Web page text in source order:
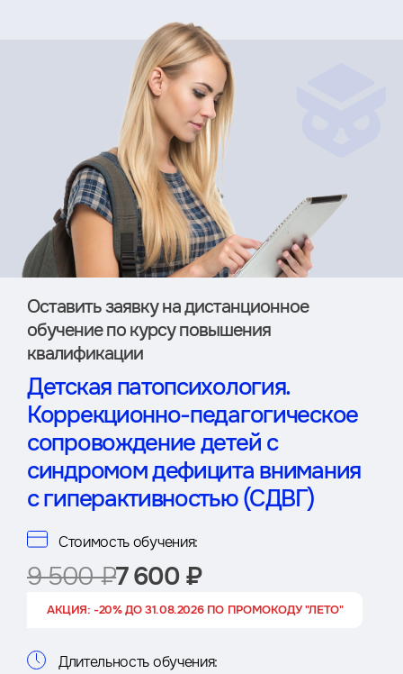
Оставить заявку на дистан­ционное
обучение по курсу повышения
квалификации
Детская патопсихология.
Коррекционно-педагогическое
сопровождение детей с
синдромом дефицита внимания
с гиперактивностью (СДВГ)
Стоимость обучения:
9 500 ₽7 600 ₽
АКЦИЯ: -20% ДО 31.08.2026 ПО ПРОМОКОДУ "ЛЕТО"
Длительность обучения: